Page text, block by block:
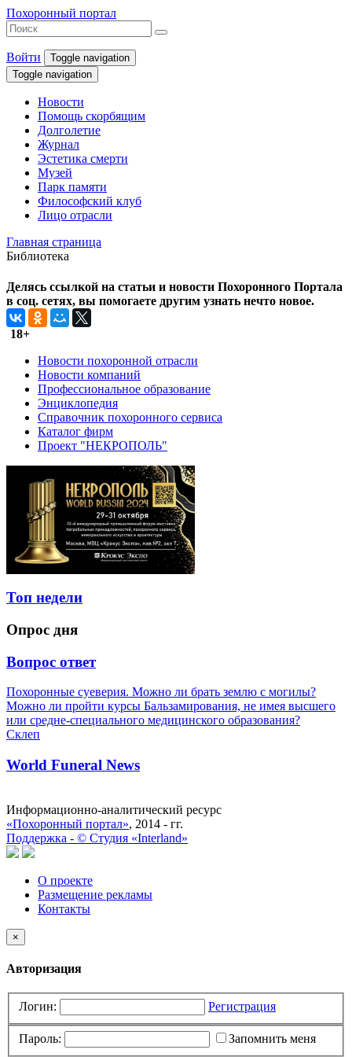
Похоронный портал
Войти
Toggle navigation
Toggle navigation
Новости
Помощь скорбящим
Долголетие
Журнал
Эстетика смерти
Музей
Парк памяти
Философский клуб
Лицо отрасли
Главная страница
Библиотека
Делясь ссылкой на статьи и новости Похоронного Портала
в соц. сетях, вы помогаете другим узнать нечто новое.
18+
Новости похоронной отрасли
Новости компаний
Профессиональное образование
Энциклопедия
Справочник похоронного сервиса
Каталог фирм
Проект "НЕКРОПОЛЬ"
Топ недели
Опрос дня
Вопрос ответ
Похоронные суеверия. Можно ли брать землю с могилы?
Можно ли пройти курсы Бальзамирования, не имея высшего
или средне-специального медицинского образования?
Склеп
World Funeral News
Информационно-аналитический ресурс
«Похоронный портал», 2014 - гг.
Поддержка - © Cтудия «Interland»
О проекте
Размещение рекламы
Контакты
×
Авторизация
Логин: Регистрация
Пароль: Запомнить меня